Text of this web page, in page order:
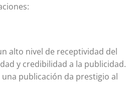
alto nivel de receptividad del
y credibilidad a la publicidad.
publicación da prestigio al